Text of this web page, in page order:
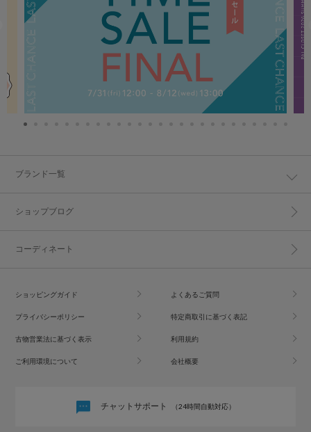
ブランド一覧
ショップブログ
コーディネート
ショッピングガイド よくあるご質問
プライバシーポリシー 特定商取引に基づく表記
古物営業法に基づく表示 利用規約
ご利用環境について 会社概要
チャットサポート （24時間自動対応）